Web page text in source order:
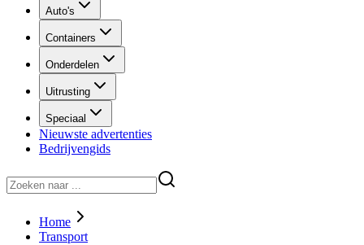
Auto's
Containers
Onderdelen
Uitrusting
Speciaal
Nieuwste advertenties
Bedrijvengids
Home
Transport